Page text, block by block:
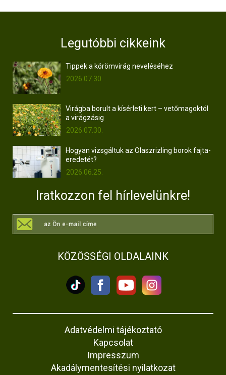
Legutóbbi cikkeink
Tippek a körömvirág neveléséhez
2026.07.30.
Virágba borult a kísérleti kert – vetőmagoktól
a virágzásig
2026.07.30.
Hogyan vizsgáltuk az Olaszrizling borok fajta-
eredetét?
2026.06.25.
Iratkozzon fel hírlevelünkre!
KÖZÖSSÉGI OLDALAINK
Adatvédelmi tájékoztató
Kapcsolat
Impresszum
Akadálymentesítési nyilatkozat